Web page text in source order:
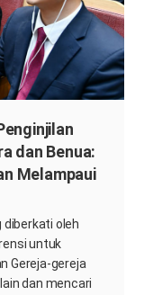
dan Benua:
Melampaui
diberkati oleh
untuk
Gereja-gereja
dan mencari